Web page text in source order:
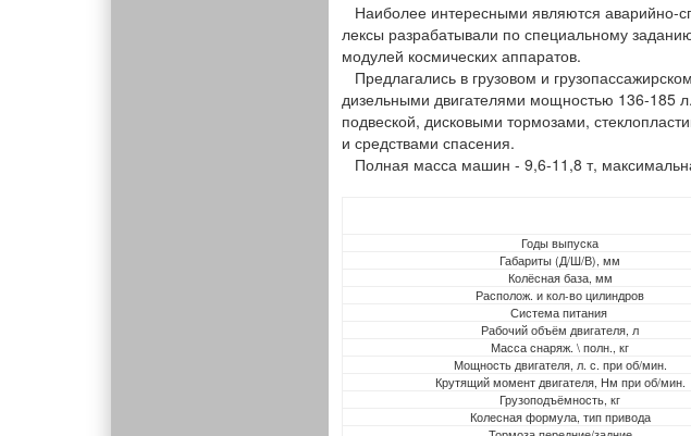
Наиболее интересными являются
лексы разрабатывали по специальному
модулей космических аппаратов.
Предлагались в грузовом и
дизельными двигателями мощностью 136-185
подвеской, дисковыми тормозами,
и средствами спасения.
Полная масса машин - 9,6-11,8 т,
Годы выпуска
Габариты (Д/Ш/В), мм
Колёсная база, мм
Располож. и кол-во цилиндров
Система питания
Рабочий объём двигателя, л
Масса снаряж. \ полн., кг
Мощность двигателя, л. с. при об/мин.
Крутящий момент двигателя, Нм при об/мин.
Грузоподъёмность, кг
Колесная формула, тип привода